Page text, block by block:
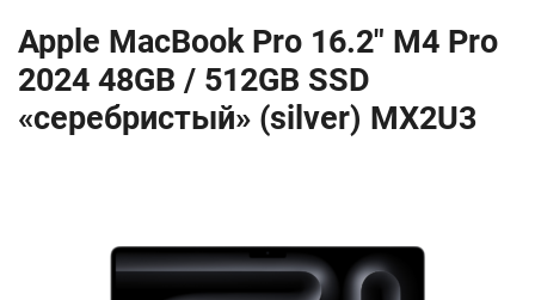
Apple MacBook Pro 16.2″ M4 Pro
2024 48GB / 512GB SSD
«серебристый» (silver) MX2U3